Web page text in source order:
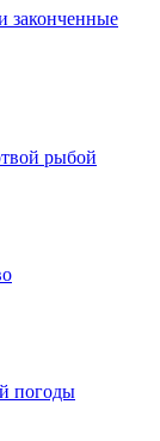
законченные
рыбой
погоды